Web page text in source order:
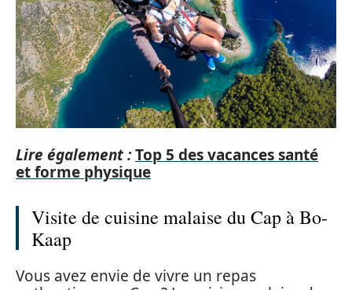
Lire également :Top 5 des vacances santé
et forme physique
Visite de cuisine malaise du Cap à Bo-
Kaap
Vous avez envie de vivre un repas